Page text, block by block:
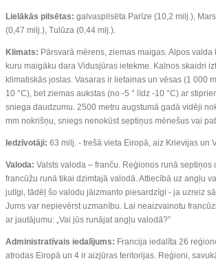
Lielākās pilsētas: galvaspilsēta Parīze (10,2 milj.),
(0,47 milj.), Tulūza (0,44 mlj.).
Klimats: Pārsvarā mērens, ziemas maigas. Alpos valda
kuru maigāku dara Vidusjūras ietekme. Kalnos skaidri
klimatiskās joslas. Vasaras ir lietainas un vēsas (1 000
10 °C), bet ziemas aukstas (no -5 ° līdz -10 °C) ar
sniega daudzumu. 2500 metru augstumā gadā vidēji
mm nokrišņu, sniegs nenokūst septiņus mēnešus vai
Iedzīvotāji: 63 milj. - trešā vieta Eiropā, aiz Krievijas un
Valoda: Valsts valoda – franču. Reģionos runā septiņos
francūžu runā tikai dzimtajā valodā. Attiecībā uz angļu
jutīgi, tādēļ šo valodu jāizmanto piesardzīgi - ja uzreiz
Jums var nepievērst uzmanību. Lai neaizvainotu
ar jautājumu: „Vai jūs runājat angļu valodā?”
Administratīvais iedalījums: Francija iedalīta 26
atrodas Eiropā un 4 ir aizjūras teritorijas. Reģioni,